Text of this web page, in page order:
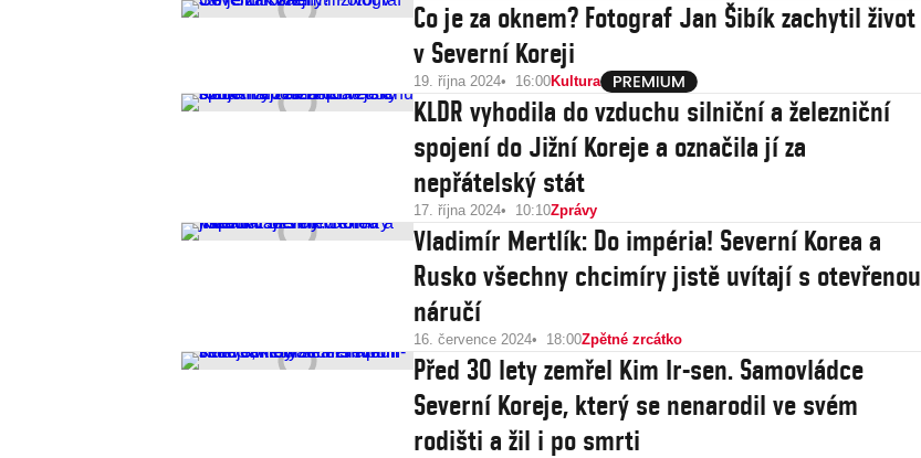
Co je za oknem? Fotograf Jan Šibík zachytil život
v Severní Koreji
19. října 2024 16:00Kultura
KLDR vyhodila do vzduchu silniční a železniční
spojení do Jižní Koreje a označila jí za
nepřátelský stát
17. října 2024 10:10Zprávy
Vladimír Mertlík: Do impéria! Severní Korea a
Rusko všechny chcimíry jistě uvítají s otevřenou
náručí
16. července 2024 18:00Zpětné zrcátko
Před 30 lety zemřel Kim Ir-sen. Samovládce
Severní Koreje, který se nenarodil ve svém
rodišti a žil i po smrti